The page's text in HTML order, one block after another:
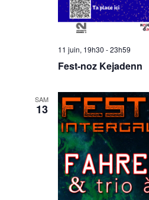
11 juin, 19h30 -23h59
Fest-noz Kejadenn
SAM
13